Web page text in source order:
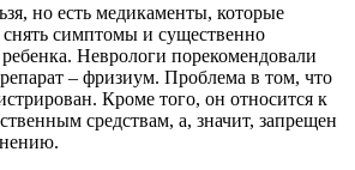
но есть медикаменты, которые
симптомы и существенно
ребенка. Неврологи порекомендовали
– фризиум. Проблема в том, что
Кроме того, он относится к
средствам, а, значит, запрещен